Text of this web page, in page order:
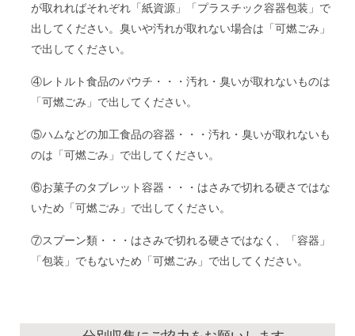
が取れればそれぞれ「紙資源」「プラスチック容器包装」で
出してください。臭いや汚れが取れない場合は「可燃ごみ」
で出してください。
④レトルト食品のパウチ・・・汚れ・臭いが取れないものは
「可燃ごみ」で出してください。
⑤ハムなどの加工食品の容器・・・汚れ・臭いが取れないも
のは「可燃ごみ」で出してください。
⑥お菓子のタブレット容器・・・はさみで切れる硬さではな
いため「可燃ごみ」で出してください。
⑦スプーン類・・・はさみで切れる硬さではなく、「容器」
「包装」でもないため「可燃ごみ」で出してください。